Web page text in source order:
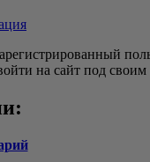
на сайт под